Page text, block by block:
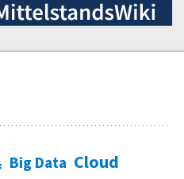
Big Data Cloud